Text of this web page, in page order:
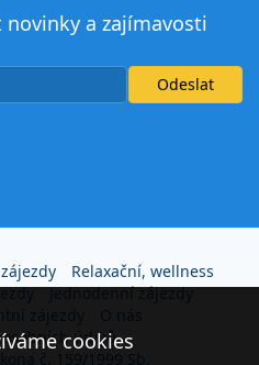
novinky a zajímavosti
Relaxační, wellness
Jednodenní zájezdy
údajů
č. 159/1999 Sb.
cookies